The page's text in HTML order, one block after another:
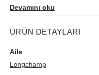
DETAYLAR Sap Yüksekliği :
Devamını oku
ÜRÜN DETAYLARI
Aile
Longchamp